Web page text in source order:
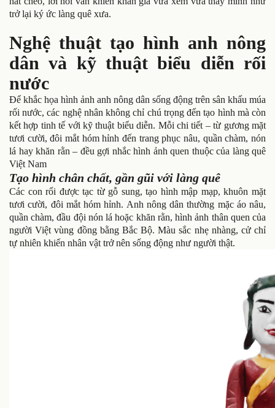
trở lại ký ức làng quê xưa.
Nghệ thuật tạo hình anh nông
dân và kỹ thuật biểu diễn rối
nước
Để khắc họa hình ảnh anh nông dân sống động trên sân khấu múa
rối nước, các nghệ nhân không chỉ chú trọng đến tạo hình mà còn
kết hợp tinh tế với kỹ thuật biểu diễn. Mỗi chi tiết – từ gương mặt
tươi cười, đôi mắt hóm hỉnh đến trang phục nâu, quần chàm, nón
lá hay khăn rằn – đều gợi nhắc hình ảnh quen thuộc của làng quê
Việt Nam
Tạo hình chân chất, gần gũi với làng quê
Các con rối được tạc từ gỗ sung, tạo hình mập mạp, khuôn mặt
tươi cười, đôi mắt hóm hỉnh. Anh nông dân thường mặc áo nâu,
quần chàm, đầu đội nón lá hoặc khăn rằn, hình ảnh thân quen của
người Việt vùng đồng bằng Bắc Bộ. Màu sắc nhẹ nhàng, cử chỉ
tự nhiên khiến nhân vật trở nên sống động như người thật.